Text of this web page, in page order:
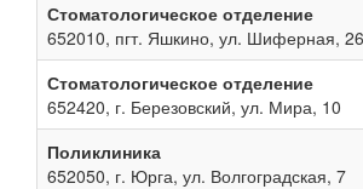
Стоматологическое отделение
652010, пгт. Яшкино, ул. Шиферная, 26
Стоматологическое отделение
652420, г. Березовский, ул. Мира, 10
Поликлиника
652050, г. Юрга, ул. Волгоградская, 7